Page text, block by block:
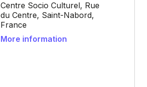
Centre Socio Culturel, Rue
du Centre, Saint-Nabord,
France
More information